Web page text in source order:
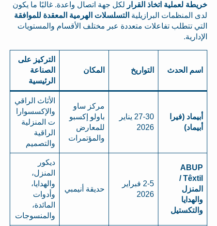
خريطة لعملية اتخاذ القرار لكل جهة اتصال واعدة. غالبًا ما يكون
لدى المنظمات البرازيلية التسلسلات الهرمية المعقدة للموافقة
التي تتطلب تفاعلات متعددة عبر مختلف الأقسام والمستويات
الإدارية.
اسم الحدث التواريخ المكان
التركيز على
الصناعة
الرئيسية
أبيماد (فيرا
أبيماد)
27-30 يناير
2026
مركز ساو
باولو إكسبو
للمعارض
والمؤتمرات
الأثاث الراقي
والإكسسوارا
ت المنزلية
الراقية
والتصميم
ABUP
Têxtil /
المنزل
والهدايا
والتكستيل
2-5 فبراير
2026
حديقة أنيمبي
ديكور
المنزل،
والهدايا،
وأدوات
المائدة،
والمنسوجات